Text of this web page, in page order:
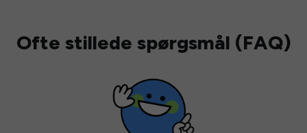
Ofte stillede spørgsmål (FAQ)